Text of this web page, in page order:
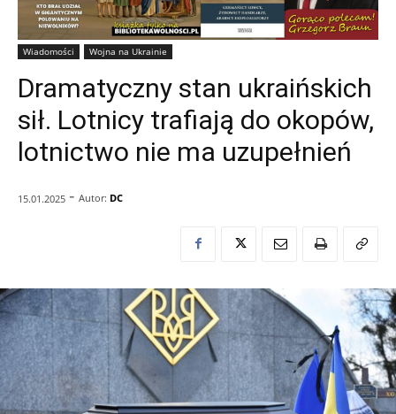
Wiadomości Wojna na Ukrainie
Dramatyczny stan ukraińskich
sił. Lotnicy trafiają do okopów,
lotnictwo nie ma uzupełnień
15.01.2025 - Autor: DC